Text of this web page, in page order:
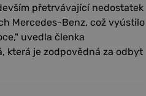
přetrvávající nedostatek
Mercedes-Benz, což vyústilo
uvedla členka
která je zodpovědná za odbyt